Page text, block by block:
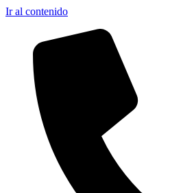
Ir al contenido